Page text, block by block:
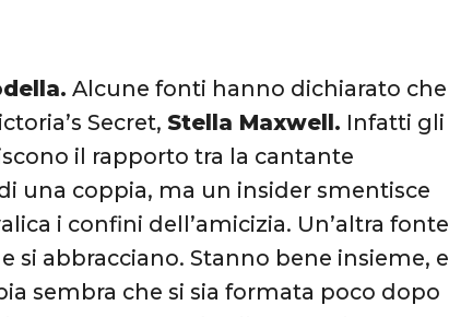
Alcune fonti hanno dichiarato che
Secret, Stella Maxwell. Infatti gli
il rapporto tra la cantante
una coppia, ma un insider smentisce
i confini dell’amicizia. Un’altra fonte
si abbracciano. Stanno bene insieme, e
sembra che si sia formata poco dopo